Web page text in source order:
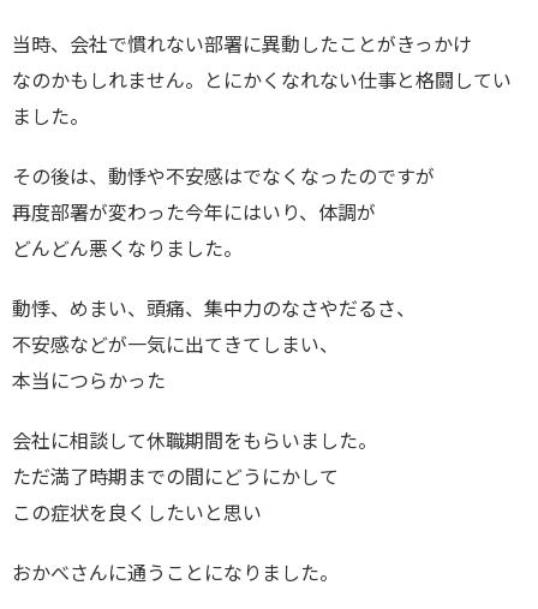
当時、会社で慣れない部署に異動したことがきっかけ
なのかもしれません。とにかくなれない仕事と格闘してい
ました。
その後は、動悸や不安感はでなくなったのですが
再度部署が変わった今年にはいり、体調が
どんどん悪くなりました。
動悸、めまい、頭痛、集中力のなさやだるさ、
不安感などが一気に出てきてしまい、
本当につらかった
会社に相談して休職期間をもらいました。
ただ満了時期までの間にどうにかして
この症状を良くしたいと思い
おかべさんに通うことになりました。